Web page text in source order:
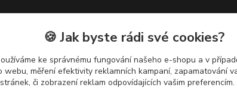
🍪 Jak byste rádi své cookies?
ke správnému fungování našeho e-shopu a v
měření efektivity reklamních kampaní, zapamatování
či zobrazení reklam odpovídajících vašim preferencím.